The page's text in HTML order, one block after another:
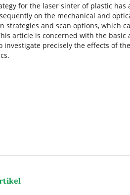
for the laser sinter of plastic
on the mechanical and
strategies and scan options, which
article is concerned with the
investigate precisely the effects of